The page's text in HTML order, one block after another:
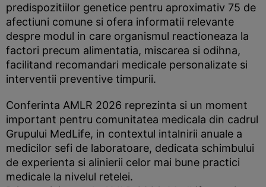
predispozitiilor genetice pentru aproximativ 75 de
afectiuni comune si ofera informatii relevante
despre modul in care organismul reactioneaza la
factori precum alimentatia, miscarea si odihna,
facilitand recomandari medicale personalizate si
interventii preventive timpurii.
Conferinta AMLR 2026 reprezinta si un moment
important pentru comunitatea medicala din cadrul
Grupului MedLife, in contextul intalnirii anuale a
medicilor sefi de laboratoare, dedicata schimbului
de experienta si alinierii celor mai bune practici
medicale la nivelul retelei.